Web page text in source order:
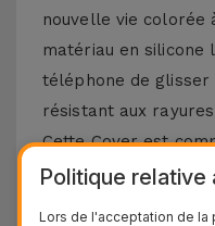
nouvelle vie colorée
matériau en silicone
téléphone de
résistant aux
Cette Cover est
14, 13, 12, entre
Politique relative
Lors de l'acceptation de